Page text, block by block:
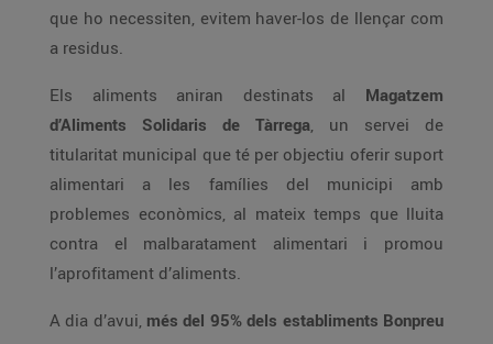
que ho necessiten, evitem haver-los de llençar com
a residus.
Els aliments aniran destinats al Magatzem
d’Aliments Solidaris de Tàrrega, un servei de
titularitat municipal que té per objectiu oferir suport
alimentari a les famílies del municipi amb
problemes econòmics, al mateix temps que lluita
contra el malbaratament alimentari i promou
l’aprofitament d’aliments.
A dia d’avui, més del 95% dels establiments Bonpreu